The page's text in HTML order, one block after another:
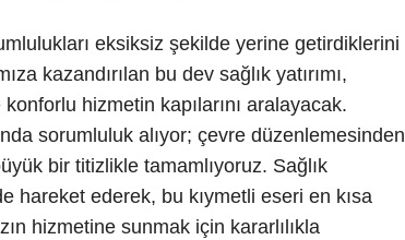
eksiksiz şekilde yerine getirdiklerini
kazandırılan bu dev sağlık yatırımı,
hizmetin kapılarını aralayacak.
sorumluluk alıyor; çevre düzenlemesinden
bir titizlikle tamamlıyoruz. Sağlık
hareket ederek, bu kıymetli eseri en kısa
hizmetine sunmak için kararlılıkla